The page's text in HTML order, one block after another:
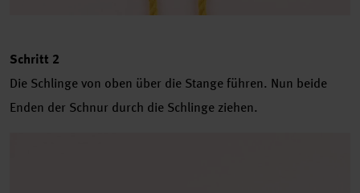
Schritt 2
Die Schlinge von oben über die Stange führen. Nun beide
Enden der Schnur durch die Schlinge ziehen.